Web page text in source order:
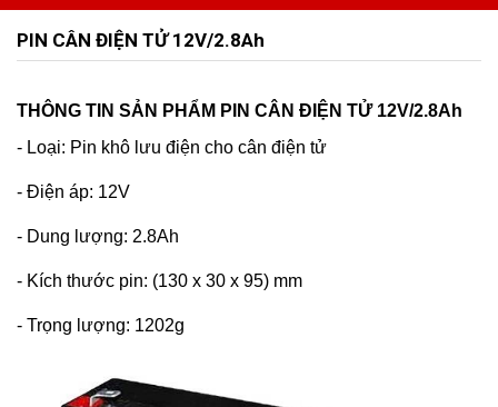
PIN CÂN ĐIỆN TỬ 12V/2.8Ah
THÔNG TIN SẢN PHẨM PIN CÂN ĐIỆN TỬ 12V/2.8Ah
- Loại: Pin khô lưu điện cho cân điện tử
- Điện áp: 12V
- Dung lượng: 2.8Ah
- Kích thước pin: (130 x 30 x 95) mm
- Trọng lượng: 1202g